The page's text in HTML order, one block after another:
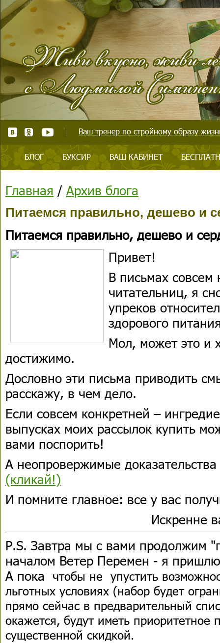
Ваш тренер по стройному образу
БЛОГ БУКСИР ВАШ КАБИНЕТ
Главная / Архив блога
Питаемся правильно, дешево и
Питаемся правильно, дешево и
Привет!
В письмах совсем
читательниц, я
упреков
здорового
Мол, может это и
достижимо.
Дословно эти письма приводить
расскажу, в чем дело.
Если совсем конкретней –
выпусках моих рассылок купить
вами поспорить!
А неопровержимые
(кликай!)
И помните главное: все у вас
Искренне
P.S. Завтра мы с вами продолжим
началом Ветер Перемен - я
А пока чтобы не упустить
льготных условиях (набор будет
прямо сейчас в предварительный
окажется, будут иметь приоритетное
существенной скидкой.